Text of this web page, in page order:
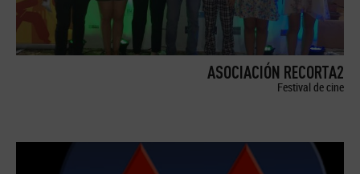
ASOCIACIÓN RECORTA2
Festival de cine